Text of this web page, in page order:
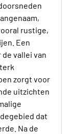
rustige,
Een
vallei van
zorgt voor
uitzichten
dat
Na de